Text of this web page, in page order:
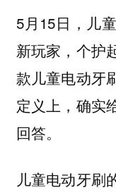
5月15日，儿
新玩家，个护
款儿童电动牙
定义上，确实
回答。
儿童电动牙刷